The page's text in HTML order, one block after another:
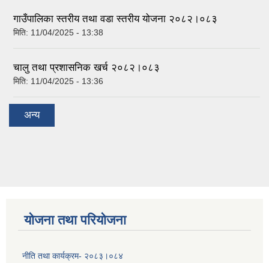
गाउँपालिका स्तरीय तथा वडा स्तरीय योजना २०८२।०८३
मिति: 11/04/2025 - 13:38
चालु तथा प्रशासनिक खर्च २०८२।०८३
मिति: 11/04/2025 - 13:36
अन्य
योजना तथा परियोजना
नीति तथा कार्यक्रम- २०८३।०८४